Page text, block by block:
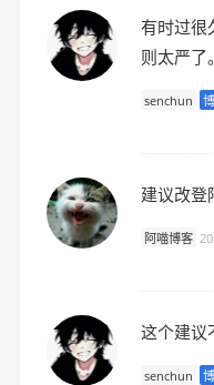
有时过很
则太严了。
senchun
建议改登
阿喵博客
这个建议
senchun